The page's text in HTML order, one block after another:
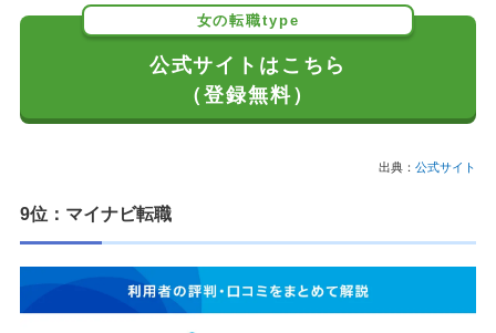
女の転職type
公式サイトはこちら
（登録無料）
出典： 公式サイト
9位：マイナビ転職